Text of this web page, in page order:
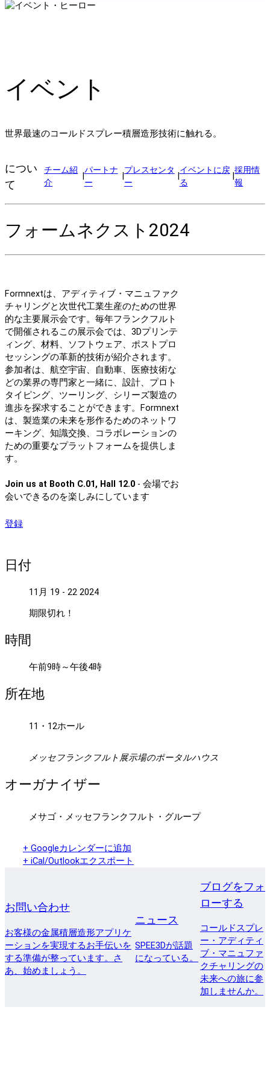
イベント
世界最速のコールドスプレー積層造形技術に触れる。
につい
て
チーム紹
介
|
パートナ
ー
|
プレスセンタ
ー
|
イベントに戻
る
|
採用情
報
フォームネクスト2024
Formnextは、アディティブ・マニュファク
チャリングと次世代工業生産のための世界
的な主要展示会です。毎年フランクフルト
で開催されるこの展示会では、3Dプリンテ
ィング、材料、ソフトウェア、ポストプロ
セッシングの革新的技術が紹介されます。
参加者は、航空宇宙、自動車、医療技術な
どの業界の専門家と一緒に、設計、プロト
タイピング、ツーリング、シリーズ製造の
進歩を探求することができます。Formnext
は、製造業の未来を形作るためのネットワ
ーキング、知識交換、コラボレーションの
ための重要なプラットフォームを提供しま
す。
Join us at Booth C.01, Hall 12.0 - 会場でお
会いできるのを楽しみにしています
登録
日付
11月 19 - 22 2024
期限切れ！
時間
午前9時～午後4時
所在地
11・12ホール
メッセフランクフルト展示場のポータルハウス
オーガナイザー
メサゴ・メッセフランクフルト・グループ
+ Googleカレンダーに追加
+ iCal/Outlookエクスポート
お問い合わせ
お客様の金属積層造形アプリケ
ーションを実現するお手伝いを
する準備が整っています。さ
あ、始めましょう。
ニュース
SPEE3Dが話題
になっている。
ブログをフォ
ローする
コールドスプレ
ー・アディティ
ブ・マニュファ
クチャリングの
未来への旅に参
加しませんか。